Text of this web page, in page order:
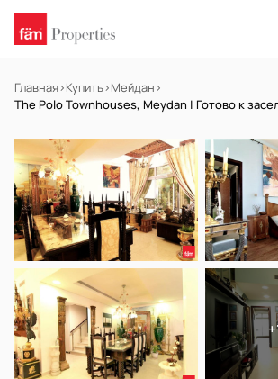
Главная›Купить›Мейдан›
The Polo Townhouses, Meydan | Готово к
НА ПРОДАЖУ Готов к заселению